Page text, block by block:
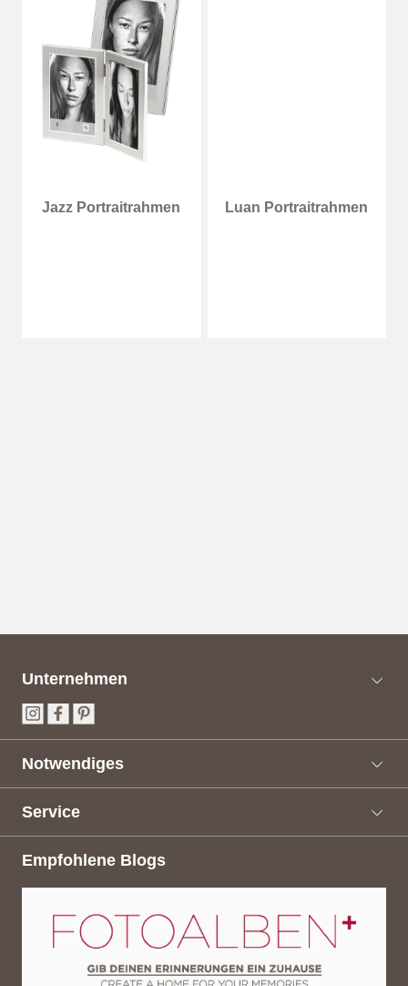
Möglichkeit, Deine Wünsche zu verdeutlichen und
können ideal als Vorlage eingesetzt werden.
UNSERE EMPFEHLUNGEN
Unternehmen
Notwendiges
Service
Empfohlene Blogs